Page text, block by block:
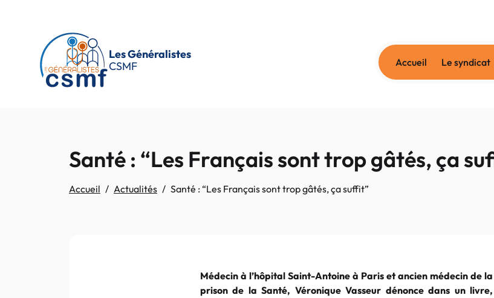
Les Généralistes
CSMF
Accueil Le syndicat
Santé : “Les Français sont trop gâtés, ça
Accueil Actualités Santé : “Les Français sont trop gâtés, ça suffit”
Médecin à l’hôpital Saint-Antoine à Paris et ancien médecin de la
prison de la Santé, Véronique Vasseur dénonce dans un livre,